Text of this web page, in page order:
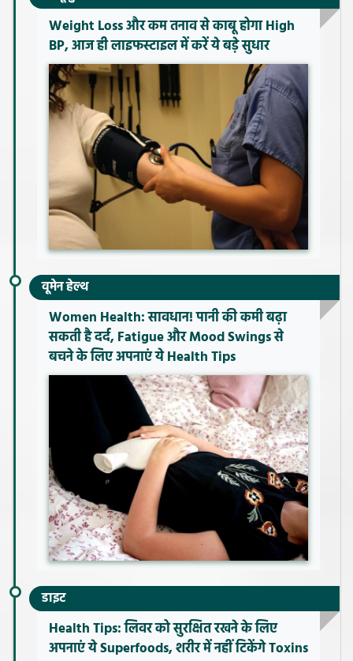
Weight Loss और कम तनाव से काबू होगा High
BP, आज ही लाइफस्टाइल में करें ये बड़े सुधार
वूमेन हेल्थ
Women Health: सावधान! पानी की कमी बढ़ा
सकती है दर्द, Fatigue और Mood Swings से
बचने के लिए अपनाएं ये Health Tips
डाइट
Health Tips: लिवर को सुरक्षित रखने के लिए
अपनाएं ये Superfoods, शरीर में नहीं टिकेंगे Toxins